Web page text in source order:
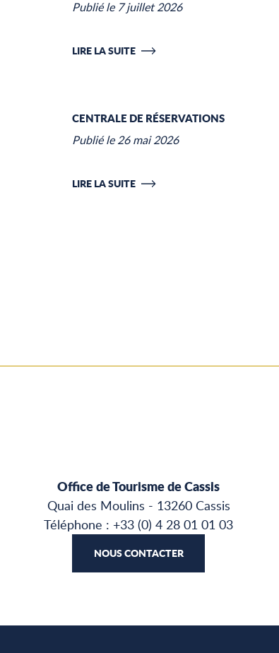
Publié le 7 juillet 2026
LIRE LA SUITE
CENTRALE DE RÉSERVATIONS
Publié le 26 mai 2026
LIRE LA SUITE
Office de Tourisme de Cassis
Quai des Moulins - 13260 Cassis
Téléphone : +33 (0) 4 28 01 01 03
NOUS CONTACTER